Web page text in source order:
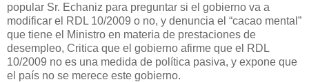
popular Sr. Echaniz para preguntar si el gobierno va a
modificar el RDL 10/2009 o no, y denuncia el “cacao mental”
que tiene el Ministro en materia de prestaciones de
desempleo, Critica que el gobierno afirme que el RDL
10/2009 no es una medida de política pasiva, y expone que
el país no se merece este gobierno.